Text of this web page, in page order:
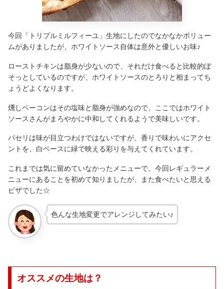
今回「トリプルミルフィーユ」生地にしたのでなかなかボリュー
ムがありましたが、ホワイトソース自体は意外と優しいお味♪
ローストチキンは脂身が少ないので、それだけ食べると比較的ぼ
そっとしているのですが、ホワイトソースのとろりと相まってち
ょうどよくなります。
燻しベーコンはその塩味と脂身が強めなので、ここではホワイト
ソースさんがまろやかに中和してくれるようで美味しいです。
パセリは味が目立つわけではないですが、香りで味わいにアクセ
ントを、白ベースに緑で映える彩りを与えてくれています。
これまでは気に留めていなかったメニューで、今回レギュラーメ
ニューにあることを初めて知りましたが、また食べたいと思える
ピザでした☆
色んな生地変更でアレンジしてみたい♪
オススメの生地は？